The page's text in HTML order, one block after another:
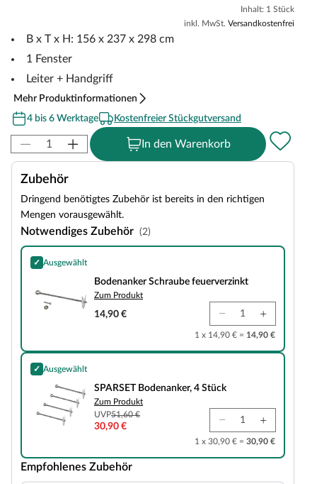
Inhalt: 1 Stück
inkl. MwSt. Versandkostenfrei
B x T x H: 156 x 237 x 298 cm
1 Fenster
Leiter + Handgriff
Mehr Produktinformationen
4 bis 6 Werktage
Kostenfreier Stückgutversand
In den Warenkorb
Zubehör
Dringend benötigtes Zubehör ist bereits in den richtigen
Mengen vorausgewählt.
Notwendiges Zubehör (2)
✓ Ausgewählt
Bodenanker Schraube feuerverzinkt
Bodenanker Schraube feuerverzinkt
Zum Produkt
14,90 €
1 x 14,90 € = 14,90 €
✓ Ausgewählt
SPARSET Bodenanker, 4 Stück
SPARSET Bodenanker, 4 Stück
Zum Produkt
UVP51,60 €
30,90 €
1 x 30,90 € = 30,90 €
Empfohlenes Zubehör